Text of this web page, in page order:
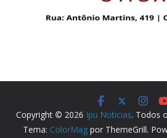
Copyright © 2026 Ipu Noticias. Todos
Tema: ColorMagpor ThemeGrill.